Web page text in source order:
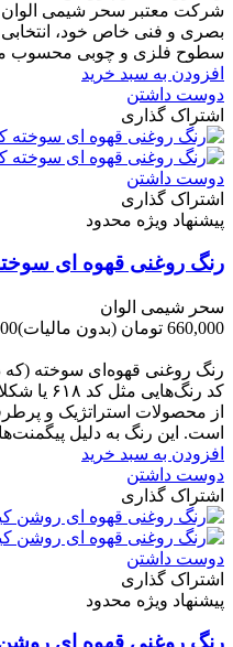
شرکت‌ معتبر سحر شیمی الوان
بصری و فنی خاص خود، انتخابی
سطوح فلزی و چوبی محسوب
افزودن به سبد خرید
دوست داشتن
اشتراک گذاری
دوست داشتن
اشتراک گذاری
پیشنهاد ویژه محدود
رنگ روغنی قهوه ای
سحر شیمی الوان
660,000 تومان
(بدون مالیات)
رنگ روغنی قهوه‌ای سوخته (که
کد
از محصولات استراتژیک و
است. این رنگ به دلیل
افزودن به سبد خرید
دوست داشتن
اشتراک گذاری
دوست داشتن
اشتراک گذاری
پیشنهاد ویژه محدود